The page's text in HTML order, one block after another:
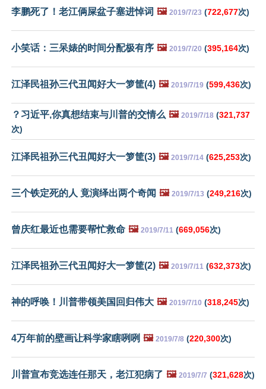
李鹏死了！老江俩屎盆子塞进悼词 🖼️ 2019/7/23 (722,677次)
小笑话：三呆婊的时间分配极有序 🖼️ 2019/7/20 (395,164次)
江泽民祖孙三代丑闻好大一箩筐(4) 🖼️ 2019/7/19 (599,436次)
？习近平,你真想结束与川普的交情么 🖼️ 2019/7/18 (321,737
次)
江泽民祖孙三代丑闻好大一箩筐(3) 🖼️ 2019/7/14 (625,253次)
三个铁定死的人 竟演绎出两个奇闻 🖼️ 2019/7/13 (249,216次)
曾庆红最近也需要帮忙救命 🖼️ 2019/7/11 (669,056次)
江泽民祖孙三代丑闻好大一箩筐(2) 🖼️ 2019/7/11 (632,373次)
神的呼唤！川普带领美国回归伟大 🖼️ 2019/7/10 (318,245次)
4万年前的壁画让科学家瞎咧咧 🖼️ 2019/7/8 (220,300次)
川普宣布竞选连任那天，老江犯病了 🖼️ 2019/7/7 (321,628次)